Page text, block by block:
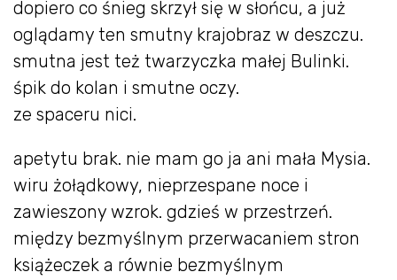
dopiero co śnieg skrzył się w słońcu, a już
oglądamy ten smutny krajobraz w deszczu.
smutna jest też twarzyczka małej Bulinki.
śpik do kolan i smutne oczy.
ze spaceru nici.
apetytu brak. nie mam go ja ani mała Mysia.
wiru żołądkowy, nieprzespane noce i
zawieszony wzrok. gdzieś w przestrzeń.
między bezmyślnym przerwacaniem stron
książeczek a równie bezmyślnym